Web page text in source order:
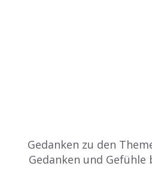
Gedanken zu den
Gedanken und Gefühle